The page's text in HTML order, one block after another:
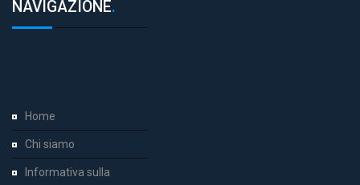
NAVIGAZIONE.
Home
Chi siamo
Informativa sulla